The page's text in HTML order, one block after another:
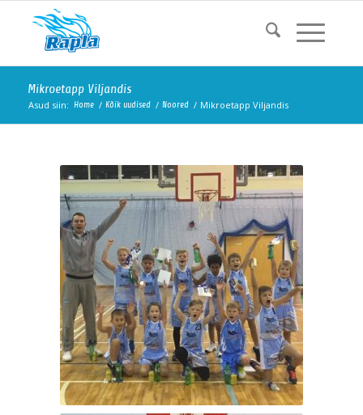
Mikroetapp Viljandis
Asud siin: Home / Kõik uudised / Noored / Mikroetapp Viljandis